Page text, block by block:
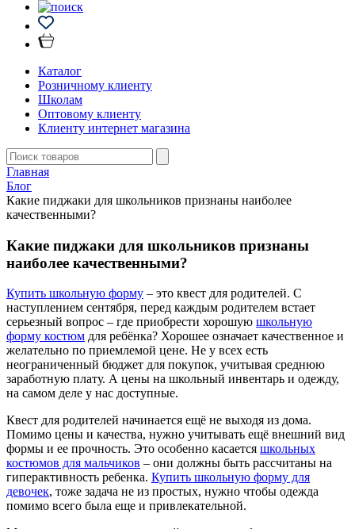
Каталог
Розничному клиенту
Школам
Оптовому клиенту
Клиенту интернет магазина
Главная
Блог
Какие пиджаки для школьников признаны наиболее
качественными?
Какие пиджаки для школьников признаны
наиболее качественными?
Купить школьную форму – это квест для родителей. С
наступлением сентября, перед каждым родителем встает
серьезный вопрос – где приобрести хорошую школьную
форму костюм для ребёнка? Хорошее означает качественное и
желательно по приемлемой цене. Не у всех есть
неограниченный бюджет для покупок, учитывая среднюю
заработную плату. А цены на школьный инвентарь и одежду,
на самом деле у нас доступные.
Квест для родителей начинается ещё не выходя из дома.
Помимо цены и качества, нужно учитывать ещё внешний вид
формы и ее прочность. Это особенно касается школьных
костюмов для мальчиков – они должны быть рассчитаны на
гиперактивность ребенка. Купить школьную форму для
девочек, тоже задача не из простых, нужно чтобы одежда
помимо всего была еще и привлекательной.